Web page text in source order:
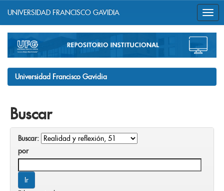
navigation
UNIVERSIDAD FRANCISCO GAVIDIA
Universidad Francisco Gavidia
Buscar
Buscar:
por